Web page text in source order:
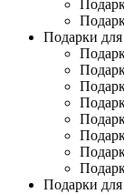
Подарки для
Подарки для